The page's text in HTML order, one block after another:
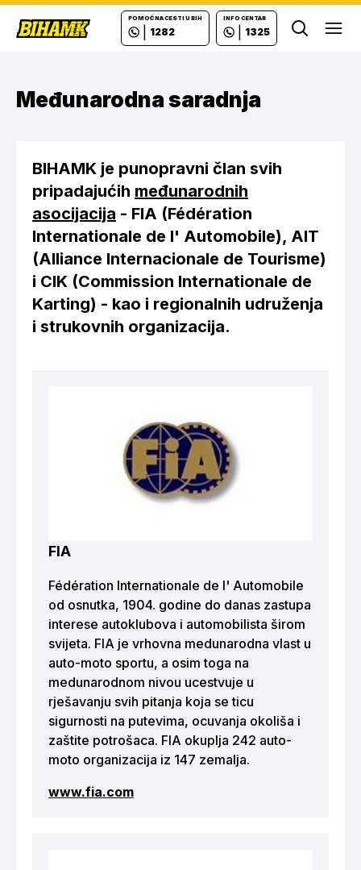
POMOĆ NA CESTI U BIH
1282
INFO CENTAR
1325
Međunarodna saradnja
BIHAMK je punopravni član svih
pripadajućih međunarodnih
asocijacija - FIA (Fédération
Internationale de l' Automobile), AIT
(Alliance Internacionale de Tourisme)
i CIK (Commission Internationale de
Karting) - kao i regionalnih udruženja
i strukovnih organizacija.
FIA
Fédération Internationale de l' Automobile
od osnutka, 1904. godine do danas zastupa
interese autoklubova i automobilista širom
svijeta. FIA je vrhovna medunarodna vlast u
auto-moto sportu, a osim toga na
medunarodnom nivou ucestvuje u
rješavanju svih pitanja koja se ticu
sigurnosti na putevima, ocuvanja okoliša i
zaštite potrošaca. FIA okuplja 242 auto-
moto organizacija iz 147 zemalja.
www.fia.com